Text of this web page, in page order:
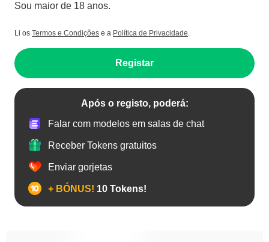
Sou maior de 18 anos.
Li os Termos e Condições e a Política de Privacidade.
Registar
Após o registo, poderá:
Falar com modelos em salas de chat
Receber Tokens gratuitos
Enviar gorjetas
+ BÓNUS! 10 Tokens!